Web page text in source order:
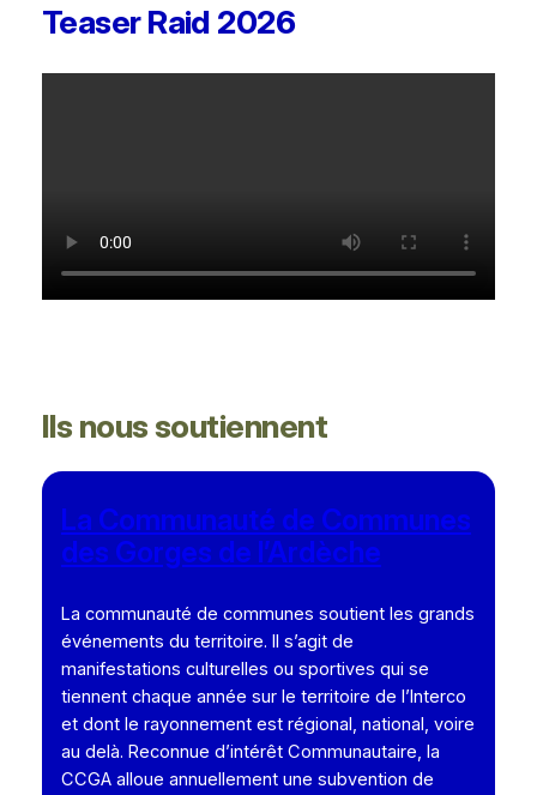
Teaser Raid 2026
Ils nous soutiennent
La Communauté de Communes
des Gorges de l’Ardèche
La communauté de communes soutient les grands
événements du territoire. Il s’agit de
manifestations culturelles ou sportives qui se
tiennent chaque année sur le territoire de l’Interco
et dont le rayonnement est régional, national, voire
au delà. Reconnue d’intérêt Communautaire, la
CCGA alloue annuellement une subvention de